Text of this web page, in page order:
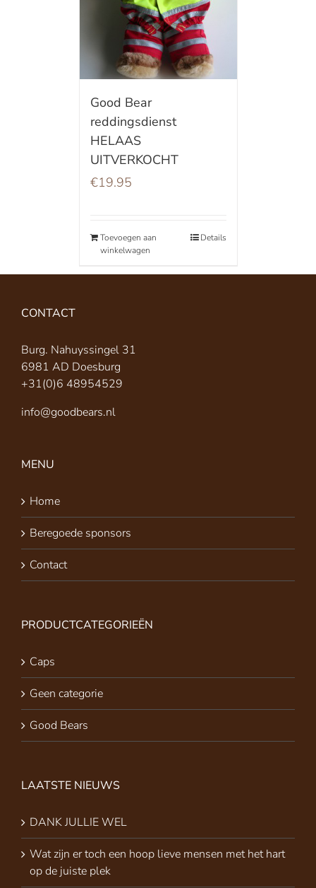
Good Bear
reddingsdienst
HELAAS
UITVERKOCHT
€19.95
Toevoegen aan
winkelwagen
Details
CONTACT
Burg. Nahuyssingel 31
6981 AD Doesburg
+31(0)6 48954529
info@goodbears.nl
MENU
Home
Beregoede sponsors
Contact
PRODUCTCATEGORIEËN
Caps
Geen categorie
Good Bears
LAATSTE NIEUWS
DANK JULLIE WEL
Wat zijn er toch een hoop lieve mensen met het hart
op de juiste plek